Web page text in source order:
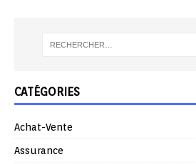
CATÉGORIES
Achat-Vente
Assurance